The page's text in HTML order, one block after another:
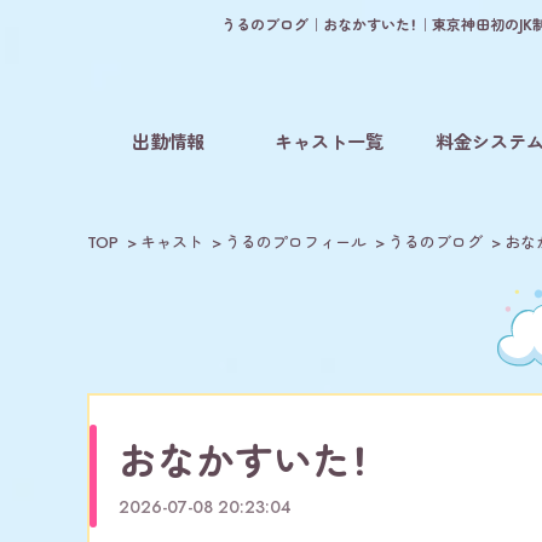
うるのブログ｜おなかすいた！｜東京神田初の
出勤情報 キャスト一覧 料金システ
TOP キャスト うるのプロフィール うるのブログ おな
おなかすいた！
2026-07-08 20:23:04